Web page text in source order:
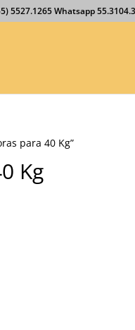
5527.1265 Whatsapp
para 40 Kg”
Kg